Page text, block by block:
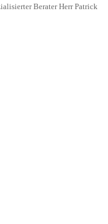
Berater Herr Patrick